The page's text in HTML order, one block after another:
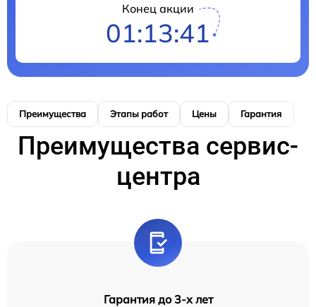
Конец акции
01:13:39
Преимущества Этапы работ Цены Гарантия
Преимущества сервис-
центра
Гарантия до 3-х лет